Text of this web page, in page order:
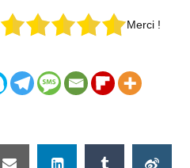
Merci !